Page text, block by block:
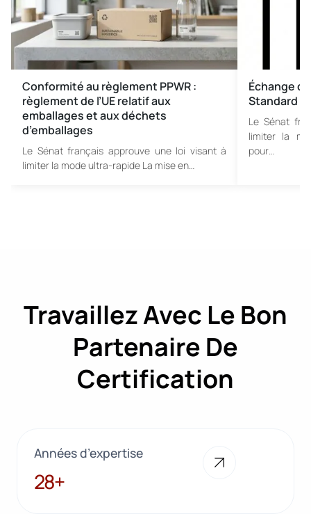
Conformité au règlement PPWR :
règlement de l’UE relatif aux
emballages et aux déchets
d’emballages
Le Sénat français approuve une loi visant à
limiter la mode ultra-rapide La mise en…
Échange
Standard
Le Sénat
limiter la
pour…
Travaillez Avec Le Bon
Partenaire De
Certification
Années d’expertise
28+
28+